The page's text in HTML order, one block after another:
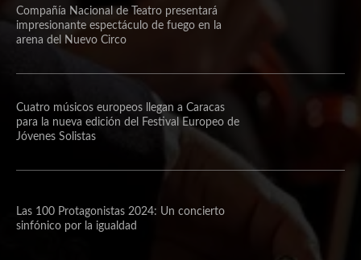
Compañía Nacional de Teatro presentará
impresionante espectáculo de fuego en la
arena del Nuevo Circo
Cuatro músicos europeos llegan a Caracas
para la nueva edición del Festival Europeo de
Jóvenes Solistas
Las 100 Protagonistas 2024: Un concierto
sinfónico por la igualdad